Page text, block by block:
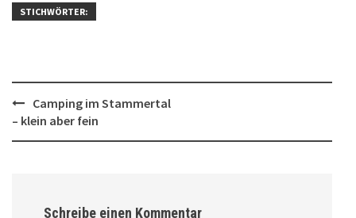
STICHWÖRTER:
Post
navigation
Camping im Stammertal
– klein aber fein
Schreibe einen Kommentar